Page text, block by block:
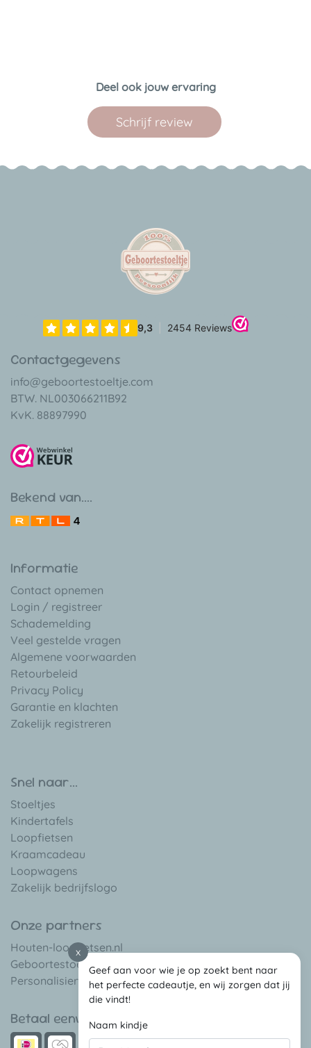
x
Geef aan voor wie je op zoekt bent naar
het perfecte cadeautje, en wij zorgen dat jij
die vindt!
Naam kindje
Deel ook jouw ervaring
Schrijf review
Contactgegevens
info@geboortestoeltje.com
BTW. NL003066211B92
KvK. 88897990
Bekend van....
Informatie
Contact opnemen
Login / registreer
Schademelding
Veel gestelde vragen
Algemene voorwaarden
Retourbeleid
Privacy Policy
Garantie en klachten
Zakelijk registreren
Snel naar...
Stoeltjes
Kindertafels
Loopfietsen
Kraamcadeau
Loopwagens
Zakelijk bedrijfslogo
Onze partners
Houten-loopfietsen.nl
Geboortestoeltje.be
Personalisierte-babygeschenke.de
Betaal eenvoudig met